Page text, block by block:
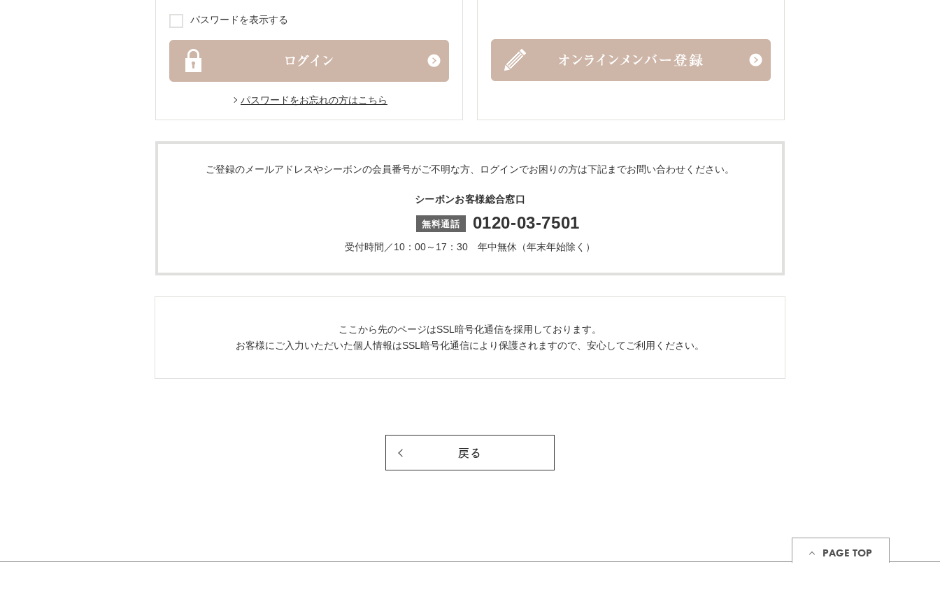
パスワードを表示する
パスワードをお忘れの方はこちら
ご登録のメールアドレスやシーボンの会員番号がご不明な方、ログインでお困りの方は下記までお問い合わせください。
シーボンお客様総合窓口
0120-03-7501
受付時間／10：00～17：30 年中無休（年末年始除く）
ここから先のページはSSL暗号化通信を採用しております。
お客様にご入力いただいた個人情報はSSL暗号化通信により保護されますので、安心してご利用ください。
戻る
PAGE TOP